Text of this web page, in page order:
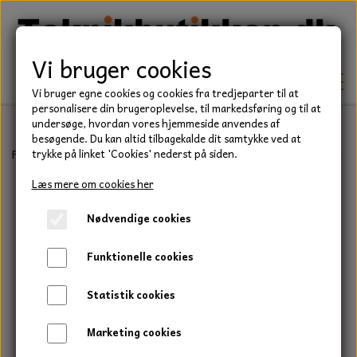
TEKNIK
KILEREMME
LEJER
PAKDÅSER
LÅSERINGE
BEFÆSTELSE
HAVE/PARK
UNIVERSALE REMME TIL PLÆNEKLIPPER OG
HAVETRAKTOR
TRAKTOR/ENTREPRENØR
Forside Teknik Lejer Sporkuglelejer 6300 Serie
Vi bruger cookies
Vi bruger egne cookies og cookies fra tredjeparter til at
personalisere din brugeroplevelse, til markedsføring og til at
undersøge, hvordan vores hjemmeside anvendes af
besøgende. Du kan altid tilbagekalde dit samtykke ved at
trykke på linket 'Cookies' nederst på siden.
Læs mere om cookies her
Nødvendige cookies
Funktionelle cookies
Statistik cookies
Marketing cookies